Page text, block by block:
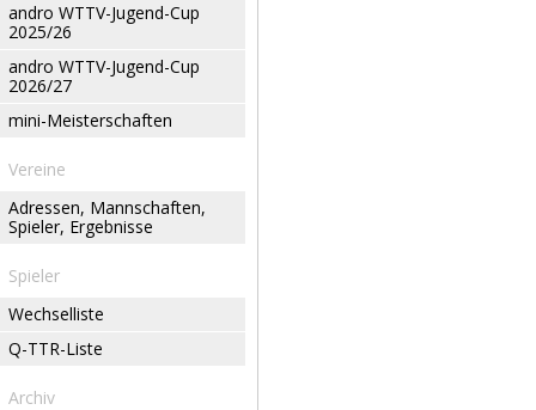
andro WTTV-Jugend-Cup
2025/26
andro WTTV-Jugend-Cup
2026/27
mini-Meisterschaften
Vereine
Adressen, Mannschaften,
Spieler, Ergebnisse
Spieler
Wechselliste
Q-TTR-Liste
Archiv